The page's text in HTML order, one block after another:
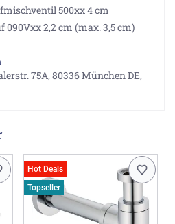
500xx 4 cm
2,2 cm (max. 3,5 cm)
75A, 80336 München DE,
Hot Deals
Topseller